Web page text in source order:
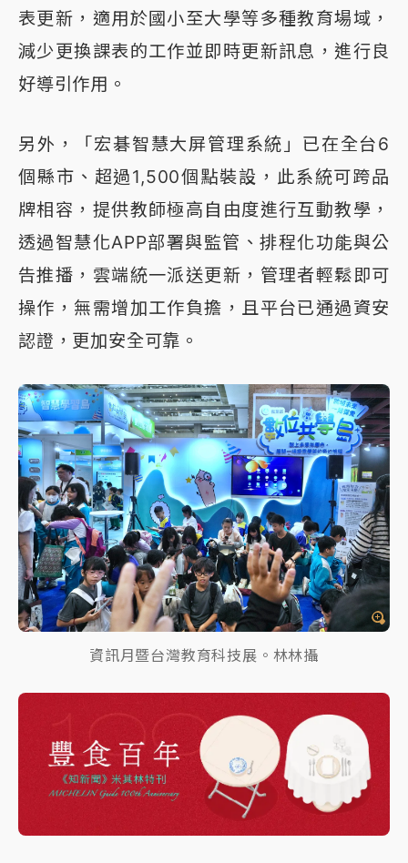
表更新，適用於國小至大學等多種教育場域，
減少更換課表的工作並即時更新訊息，進行良
好導引作用。
另外，「宏碁智慧大屏管理系統」已在全台6
個縣市、超過1,500個點裝設，此系統可跨品
牌相容，提供教師極高自由度進行互動教學，
透過智慧化APP部署與監管、排程化功能與公
告推播，雲端統一派送更新，管理者輕鬆即可
操作，無需增加工作負擔，且平台已通過資安
認證，更加安全可靠。
資訊月暨台灣教育科技展。林林攝